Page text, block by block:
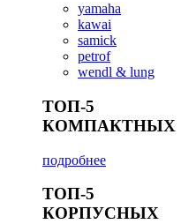
yamaha
kawai
samick
petrof
wendl & lung
ТОП-5
КОМПАКТНЫХ
подробнее
ТОП-5
КОРПУСНЫХ